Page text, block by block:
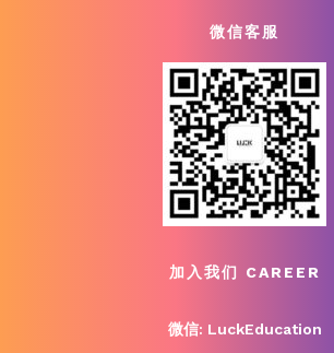
微信客服
加入我们 CAREER
微信: LuckEducation